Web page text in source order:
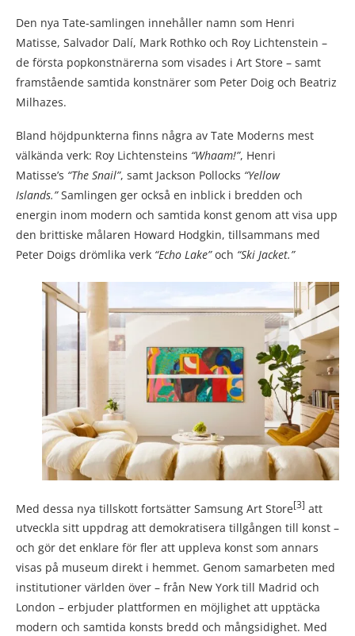
Den nya Tate-samlingen innehåller namn som Henri
Matisse, Salvador Dalí, Mark Rothko och Roy Lichtenstein –
de första popkonstnärerna som visades i Art Store – samt
framstående samtida konstnärer som Peter Doig och Beatriz
Milhazes.
Bland höjdpunkterna finns några av Tate Moderns mest
välkända verk: Roy Lichtensteins “Whaam!”, Henri
Matisse’s “The Snail”, samt Jackson Pollocks “Yellow
Islands.”Samlingen ger också en inblick i bredden och
energin inom modern och samtida konst genom att visa upp
den brittiske målaren Howard Hodgkin, tillsammans med
Peter Doigs drömlika verk “Echo Lake”och “Ski Jacket.”
Med dessa nya tillskott fortsätter Samsung Art Store[3] att
utveckla sitt uppdrag att demokratisera tillgången till konst –
och gör det enklare för fler att uppleva konst som annars
visas på museum direkt i hemmet. Genom samarbeten med
institutioner världen över – från New York till Madrid och
London – erbjuder plattformen en möjlighet att upptäcka
modern och samtida konsts bredd och mångsidighet. Med